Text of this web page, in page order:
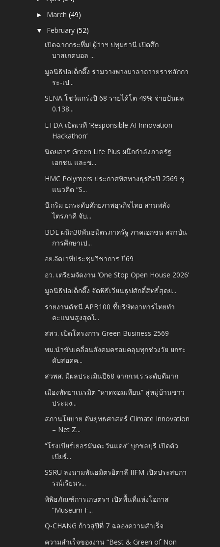
► March(49)
▼ February(52)
เปิดฉากกระหึ่ม! ผู้ว่าฯ ปทุมธานี เปิดศึก
บาสเกตบอล ...
มูลนิธิป่อเต็กตึ๊ง ร่วมวางพวงมาลาถวายราชสักกา
ระ-เป...
SENA โชว์แกร่งปี 68 รายได้โต 49% จ่ายปันผล
0.138...
ETDA เปิดเวที ‘Responsible AI Innovation
Hackathon’
นิตยสาร Green Life Plus ผนึกกำลังภาครัฐ
เอกชน และช...
HMC Polymers ประกาศทิศทางธุรกิจปี 2569 ชู
แนวคิด “S...
บี.กริม ยกระดับศักยภาพธุรกิจไทย สานพลัง
ไตรภาคี จับ...
BDE ผนึก30พันธมิตรภาครัฐ ภาคเอกชน สถาบัน
การศึกษาเป...
อย.จัดเวทีประชุมวิชาการ ปี69
อว. เตรียมจัดงาน ‘One Stop Open House 2026’
มูลนิธิป่อเต็กตึ๊ง จัดพิธีเวียนธูปศักดิ์สิทธิ์สุดย...
รายงานดัชนี APB100 ชี้บริษัทอาหารไทยทำ
คะแนนสูงสุดใ...
สสว. เปิดโครงการ Green Business 2569
พม.นำขับเคลื่อนสังคมครอบคลุมทุกช่วงวัย ยกระ
ดับสอดค...
สวพส. มีผลประเมินปี68 จากก.พ.ร.ระดับดีมาก
เมืองพัทยาเนรมิต “หาดจอมเทียน” สู่หมู่บ้านชาว
ประมง...
สภานโยบาย ดันยุทธศาสตร์ Climate Innovation
– Net Z...
“โรงเบียร์เยอรมันตะวันแดง” บุกชลบุรี เปิดตัว
เบียร์...
SSRU ลงนามพันธมิตรอิตาลี IIFM เปิดประสบกา
รณ์เรียนร...
พิพิธภัณฑ์การเกษตรฯ เปิดพื้นที่แห่งโอกาส
“Museum F...
Q-CHANG ก้าวสู่ปีที่ 7 ฉลองความสำเร็จ
ความสำเร็จของงาน “Best & Green of Non